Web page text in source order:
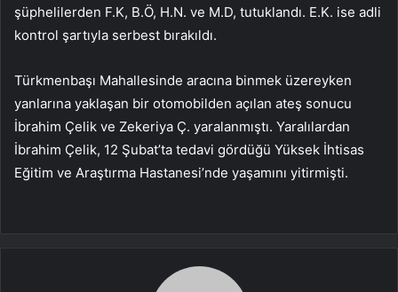
şüphelilerden F.K, B.Ö, H.N. ve M.D, tutuklandı. E.K. ise adli
kontrol şartıyla serbest bırakıldı.
Türkmenbaşı Mahallesinde aracına binmek üzereyken
yanlarına yaklaşan bir otomobilden açılan ateş sonucu
İbrahim Çelik ve Zekeriya Ç. yaralanmıştı. Yaralılardan
İbrahim Çelik, 12 Şubat’ta tedavi gördüğü Yüksek İhtisas
Eğitim ve Araştırma Hastanesi’nde yaşamını yitirmişti.